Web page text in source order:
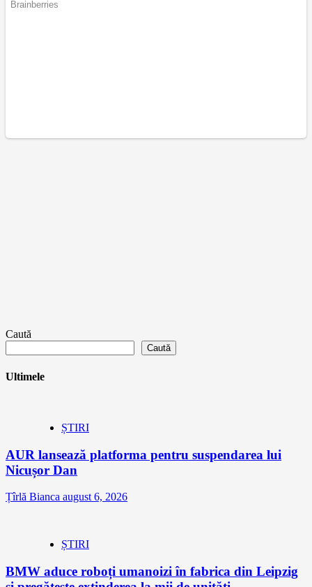
Caută
Caută
Ultimele
ȘTIRI
AUR lansează platforma pentru suspendarea lui
Nicușor Dan
Țîrlă Bianca august 6, 2026
ȘTIRI
BMW aduce roboți umanoizi în fabrica din Leipzig